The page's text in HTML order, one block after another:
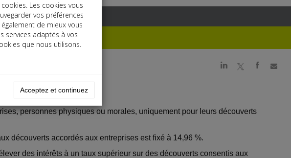
j a b
personnes physiques ou morales, uniquement pour leurs découverts
découverts accordés aux entreprises est fixé à 14,96 %.
des intérêts à un taux supérieur sur des découverts consentis aux
Les cookies vous
vos préférences
de mieux vous
services adaptés à vos
que nous utilisons.
Acceptez et continuez